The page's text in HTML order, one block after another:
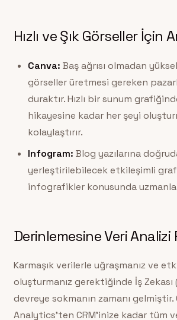
Hızlı ve Şık Görseller İçin
Canva: Baş ağrısı olmadan
görseller üretmesi gereken
duraktır. Hızlı bir sunum
hikayesine kadar her şeyi
kolaylaştırır.
Infogram: Blog yazılarına
yerleştirilebilecek etkileşimli
infografikler konusunda
Derinlemesine Veri Analizi
Karmaşık verilerle uğraşmanız ve
oluşturmanız gerektiğinde İş Zekası
devreye sokmanın zamanı gelmiştir.
Analytics’ten CRM’inize kadar tüm